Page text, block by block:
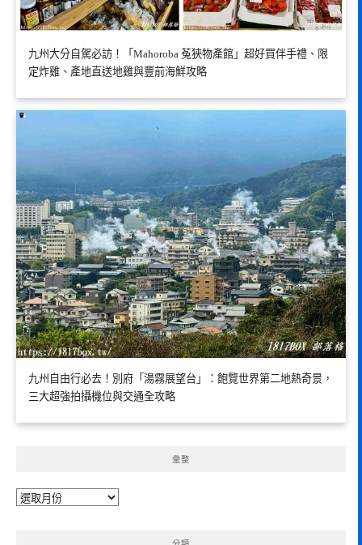
九州大分自駕必訪！「Mahoroba 菟狹物產館」超好買伴手禮、限
定炸雞、產地直送地雞與豐前海鮮攻略
九州自由行必去！別府「湯霧展望台」：飽覽世界第二地熱奇景，
三大超強拍攝機位與交通全攻略
彙整
彙